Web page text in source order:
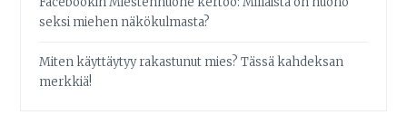
seksi miehen näkökulmasta?
Miten käyttäytyy rakastunut mies? Tässä kahdeksan
merkkiä!